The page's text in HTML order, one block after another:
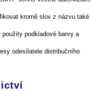
kromě slov z názvu také
podkladové barvy a
odesílatele distribučního